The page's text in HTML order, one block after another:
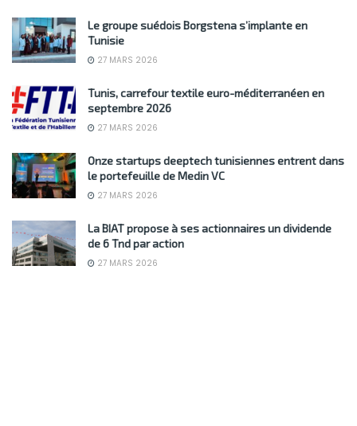
Le groupe suédois Borgstena s’implante en
Tunisie
27 MARS 2026
Tunis, carrefour textile euro-méditerranéen en
septembre 2026
27 MARS 2026
Onze startups deeptech tunisiennes entrent dans
le portefeuille de Medin VC
27 MARS 2026
La BIAT propose à ses actionnaires un dividende
de 6 Tnd par action
27 MARS 2026